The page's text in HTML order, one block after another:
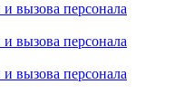
вызова персонала
вызова персонала
вызова персонала